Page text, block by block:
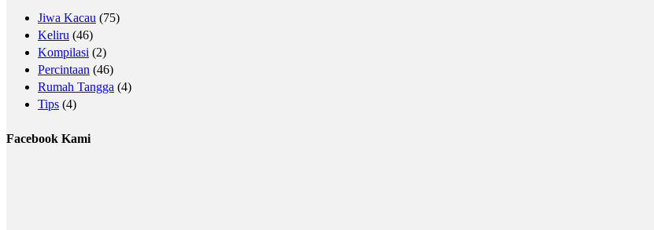
Jiwa Kacau (75)
Keliru (46)
Kompilasi (2)
Percintaan (46)
Rumah Tangga (4)
Tips (4)
Facebook Kami